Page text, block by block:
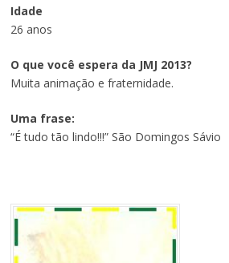
Idade
26 anos
O que você espera da JMJ 2013?
Muita animação e fraternidade.
Uma frase:
“É tudo tão lindo!!!” São Domingos Sávio